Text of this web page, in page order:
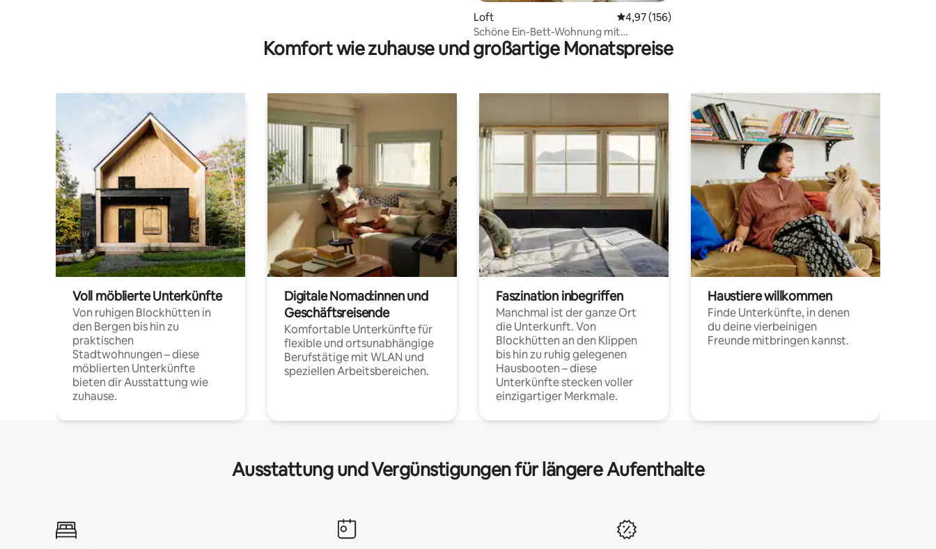
Loft Durchschnittliche Bewertung: 4,97 von 5, 156 Bewertungen
4,97 (156)
Schöne Ein-Bett-Wohnung mit
kostenlosen Parkplätzen auf dem
Grundstück
Komfort wie zuhause und großartige Monatspreise
Voll möblierte Unterkünfte
Von ruhigen Blockhütten in
den Bergen bis hin zu
praktischen
Stadtwohnungen – diese
möblierten Unterkünfte
bieten dir Ausstattung wie
zuhause.
Digitale Nomad:innen und
Geschäftsreisende
Komfortable Unterkünfte für
flexible und ortsunabhängige
Berufstätige mit WLAN und
speziellen Arbeitsbereichen.
Faszination inbegriffen
Manchmal ist der ganze Ort
die Unterkunft. Von
Blockhütten an den Klippen
bis hin zu ruhig gelegenen
Hausbooten – diese
Unterkünfte stecken voller
einzigartiger Merkmale.
Haustiere willkommen
Finde Unterkünfte, in denen
du deine vierbeinigen
Freunde mitbringen kannst.
Ausstattung und Vergünstigungen für längere Aufenthalte